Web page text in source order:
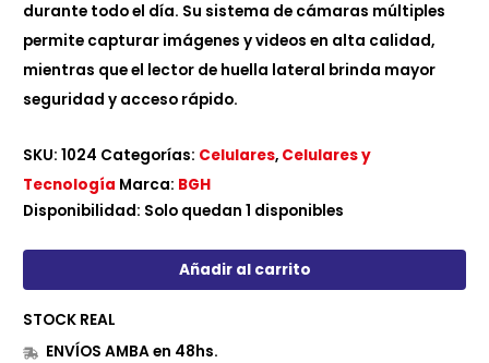
durante todo el día. Su sistema de cámaras múltiples
permite capturar imágenes y videos en alta calidad,
mientras que el lector de huella lateral brinda mayor
seguridad y acceso rápido.
SKU:1024 Categorías: Celulares, Celulares y
Tecnología Marca: BGH
Disponibilidad: Solo quedan 1 disponibles
Añadir al carrito
STOCK REAL
ENVÍOS AMBA en 48hs.